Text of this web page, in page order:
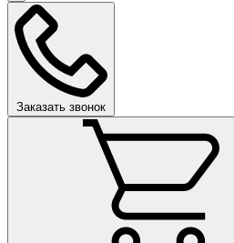
Заказать звонок